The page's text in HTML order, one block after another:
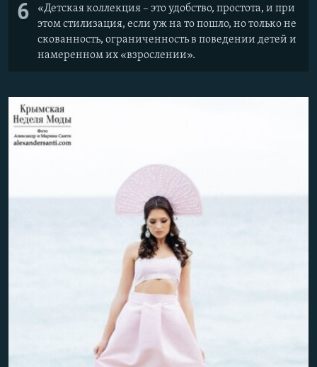
6
«Детская коллекция – это удобство, простота, и при
этом стилизация, если уж на то пошло, но только не
скованность, ограниченность в поведении детей и
намеренном их «взрослении».